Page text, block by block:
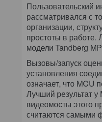
Пользовательский
рассматривался с
организации,
простоты в работе.
модели Tandberg
Вызовы/запуск
установления
означает, что MCU
Лучший результат
видеомосты этого
считаются самыми